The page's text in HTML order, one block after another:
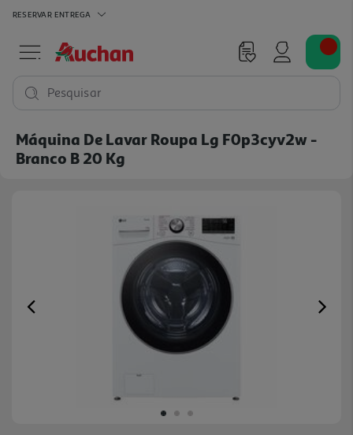
RESERVAR ENTREGA
Pesquisar
Máquina De Lavar Roupa Lg F0p3cyv2w -
Branco B 20 Kg
Previous